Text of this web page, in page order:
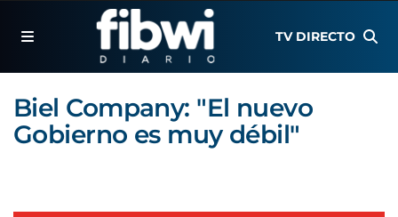
TV DIRECTO
Biel Company: "El nuevo
Gobierno es muy débil"